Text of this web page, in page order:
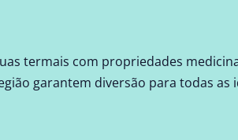
termais com propriedades
garantem diversão para todas as